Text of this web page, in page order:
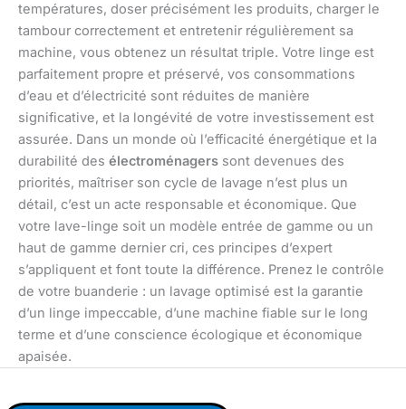
températures, doser précisément les produits, charger le
tambour correctement et entretenir régulièrement sa
machine, vous obtenez un résultat triple. Votre linge est
parfaitement propre et préservé, vos consommations
d’eau et d’électricité sont réduites de manière
significative, et la longévité de votre investissement est
assurée. Dans un monde où l’efficacité énergétique et la
durabilité des électroménagers sont devenues des
priorités, maîtriser son cycle de lavage n’est plus un
détail, c’est un acte responsable et économique. Que
votre lave-linge soit un modèle entrée de gamme ou un
haut de gamme dernier cri, ces principes d’expert
s’appliquent et font toute la différence. Prenez le contrôle
de votre buanderie : un lavage optimisé est la garantie
d’un linge impeccable, d’une machine fiable sur le long
terme et d’une conscience écologique et économique
apaisée.